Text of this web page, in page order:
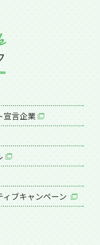
宣言企業
ブキャンペーン